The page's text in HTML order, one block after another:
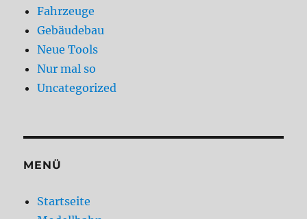
Fahrzeuge
Gebäudebau
Neue Tools
Nur mal so
Uncategorized
MENÜ
Startseite